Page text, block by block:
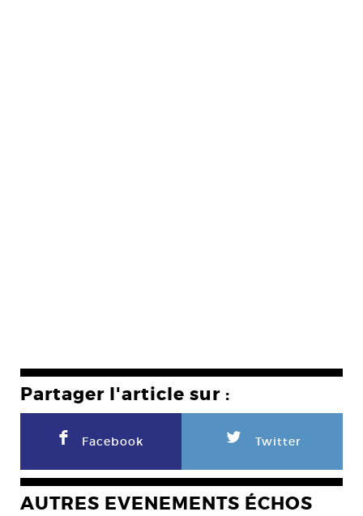
Partager l'article sur :
F Facebook L Twitter
AUTRES EVENEMENTS ÉCHOS